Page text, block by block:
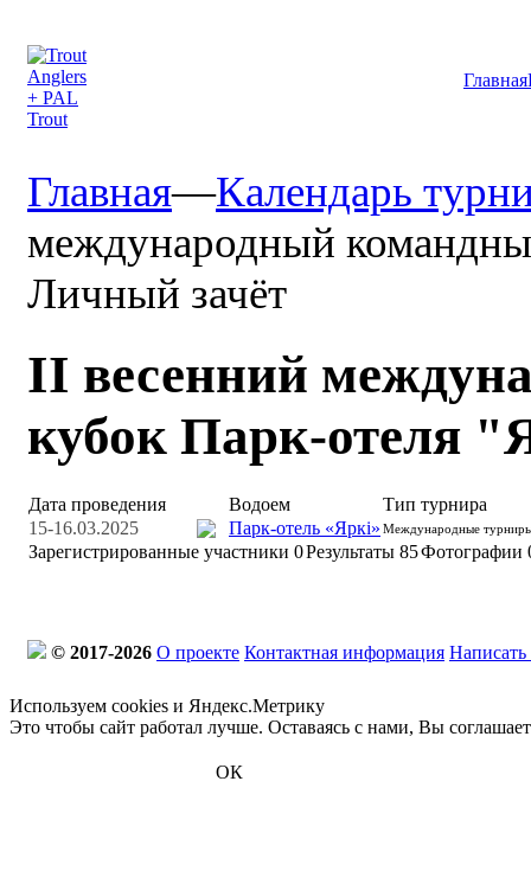
Главная
Главная—Календарь
международный
Личный зачёт
II весенний
кубок Парк-отеля
Дата проведения Водоем
Тип турнира
15-16.03.2025
Парк-отель «Яркi» Международные
Зарегистрированные участники 0Результаты 85Фотографии
© 2017-2026 О проекте Контактная информация
Используем cookies и Яндекс.Метрику
Это чтобы сайт работал лучше. Оставаясь с нами, Вы
ОК